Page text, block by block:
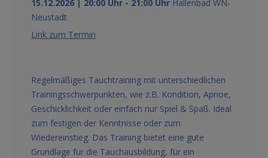
15.12.2026 | 20:00 Uhr - 21:00 Uhr Hallenbad WN-
Neustadt
Link zum Termin
Regelmäßiges Tauchtraining mit unterschiedlichen
Trainingsschwerpunkten, wie z.B. Kondition, Apnoe,
Geschicklichkeit oder einfach nur Spiel & Spaß. Ideal
zum festigen der Kenntnisse oder zum
Wiedereinstieg. Das Training bietet eine gute
Grundlage für die Tauchausbildung, für ein